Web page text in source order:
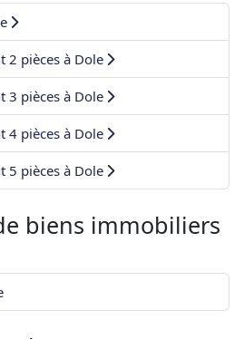
2 pièces à Dole
3 pièces à Dole
4 pièces à Dole
5 pièces à Dole
biens immobiliers